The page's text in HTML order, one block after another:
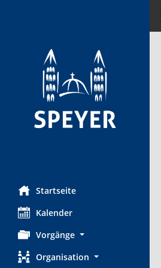
Startseite
Kalender
Vorgänge
Organisation